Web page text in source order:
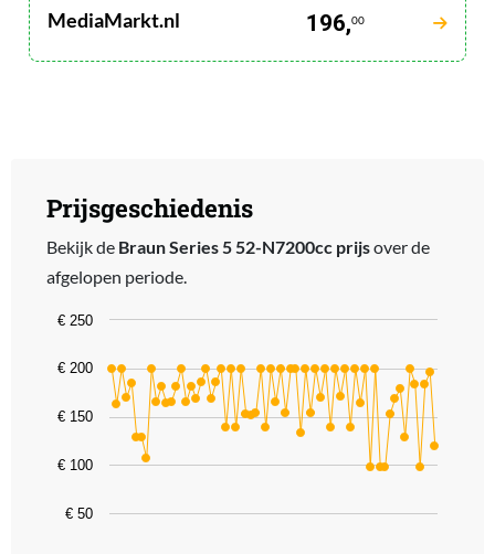
MediaMarkt.nl 196,00
Prijsgeschiedenis
Bekijk de Braun Series 5 52-N7200cc prijsover de
afgelopen periode.
Chart
Line chart with 66 data points.
The chart has 1 X axis displaying categories.
The chart has 1 Y axis displaying values. Data ranges from 97.99
€ 50
€ 100
€ 150
€ 200
€ 250